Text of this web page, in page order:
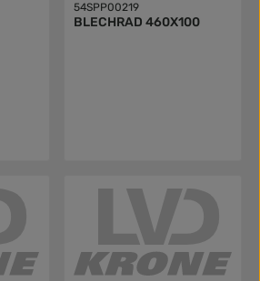
54SPP00219
BLECHRAD 460X100